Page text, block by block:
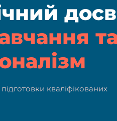
кваліфікованих